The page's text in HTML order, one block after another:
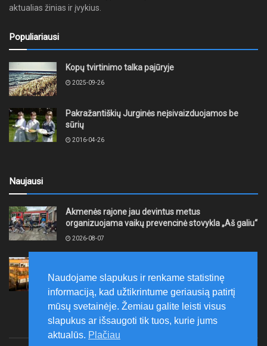
aktualias žinias ir įvykius.
Populiariausi
Kopų tvirtinimo talka pajūryje
2025-09-26
Pakražantiškių Jurginės neįsivaizduojamos be
sūrių
2016-04-26
Naujausi
Akmenės rajone jau devintus metus
organizuojama vaikų prevencinė stovykla „Aš galiu“
2026-08-07
smulkiojo ir vidutinio verslo subjektų kūrimąsi
2026-08-07
Naudojame slapukus ir renkame statistinę
informaciją, kad užtikrintume geriausią patirtį
mūsų svetainėje. Žemiau galite leisti visus
slapukus ar išsaugoti tik tuos, kurie jums
aktualūs. Plačiau